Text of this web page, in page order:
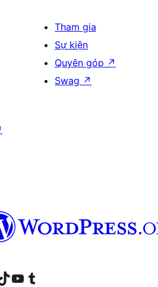
Tham gia
Sự kiện
Quyên góp ↗
Swag ↗
our TikTok account
Truy cập kênh YouTube của chúng tôi Visit our Tumblr account